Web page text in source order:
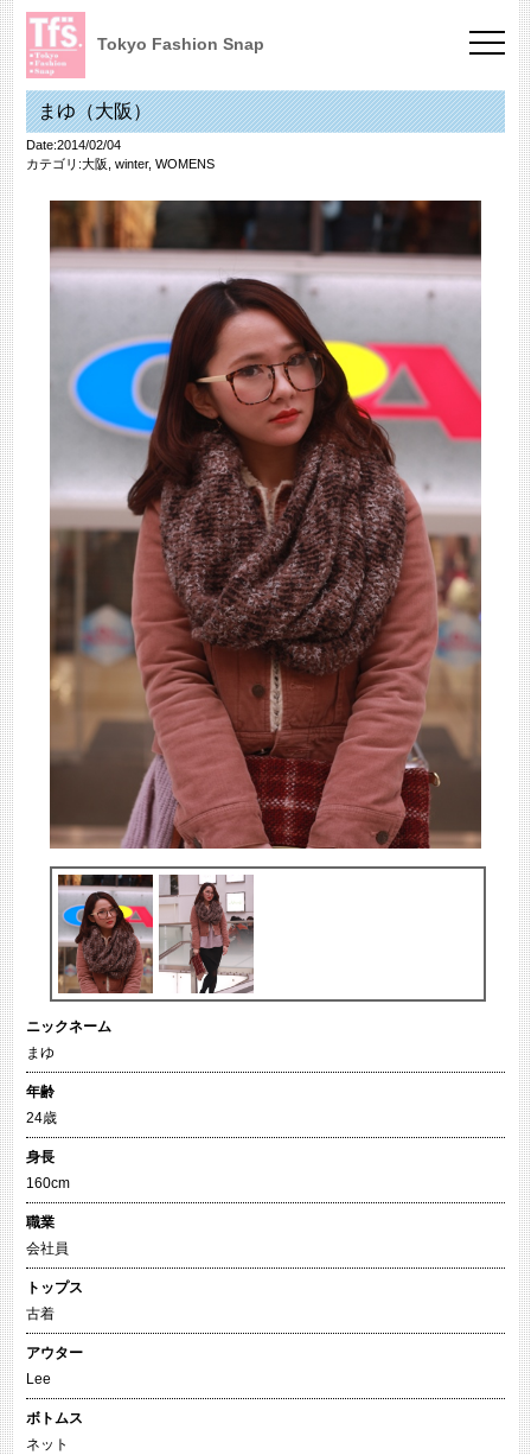
Tokyo Fashion Snap
まゆ（大阪）
Date:2014/02/04
カテゴリ:大阪 winter, WOMENS
ニックネーム
まゆ
年齢
24歳
身長
160cm
職業
会社員
トップス
古着
アウター
Lee
ボトムス
ネット